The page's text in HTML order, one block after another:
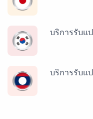
บริการรับแ
บริการรับแ